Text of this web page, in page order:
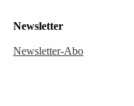
Newsletter
Newsletter-Abo